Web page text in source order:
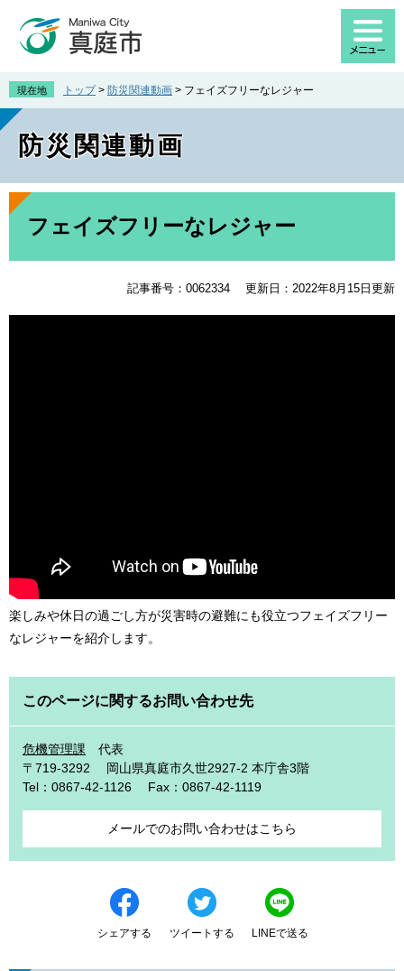
先
で
を
ば
へ
現在地 トップ > 防災関連動画 > フェイズフリーなレジャー
防災関連動画
本
フェイズフリーなレジャー
記事番号：0062334 更新日：2022年8月15日更新
楽しみや休日の過ごし方が災害時の避難にも役立つフェイズフリー
なレジャーを紹介します。
このページに関するお問い合わせ先
危機管理課
代表
〒719-3292
岡山県真庭市久世2927-2 本庁舎3階
Tel：0867-42-1126
Fax：0867-42-1119
メールでのお問い合わせはこちら
シェアする ツイートする LINEで送る